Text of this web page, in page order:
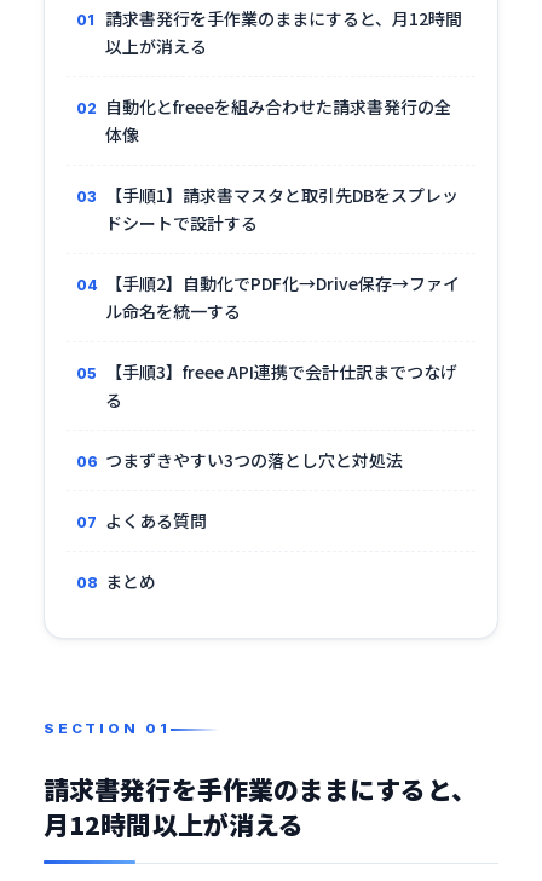
請求書発行を手作業のままにすると、月12時間
以上が消える
自動化とfreeeを組み合わせた請求書発行の全
体像
【手順1】請求書マスタと取引先DBをスプレッ
ドシートで設計する
【手順2】自動化でPDF化→Drive保存→ファイ
ル命名を統一する
【手順3】freee API連携で会計仕訳までつなげ
る
つまずきやすい3つの落とし穴と対処法
よくある質問
まとめ
請求書発行を手作業のままにすると、
月12時間以上が消える